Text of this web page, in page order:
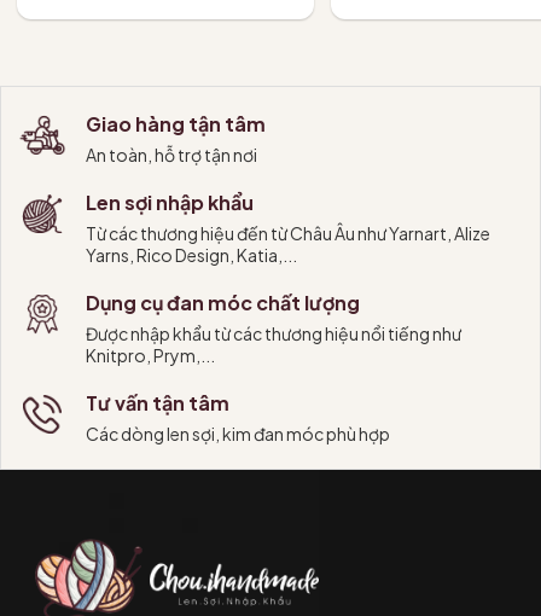
Giao hàng tận tâm
An toàn, hỗ trợ tận nơi
Len sợi nhập khẩu
Từ các thương hiệu đến từ Châu Âu như Yarnart, Alize
Yarns, Rico Design, Katia,...
Dụng cụ đan móc chất lượng
Được nhập khẩu từ các thương hiệu nổi tiếng như
Knitpro, Prym,...
Tư vấn tận tâm
Các dòng len sợi, kim đan móc phù hợp